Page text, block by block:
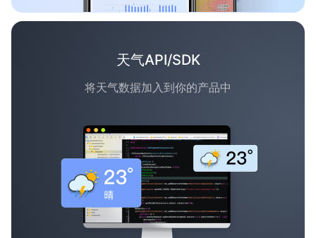
天气API/SDK
将天气数据加入到你的产品中